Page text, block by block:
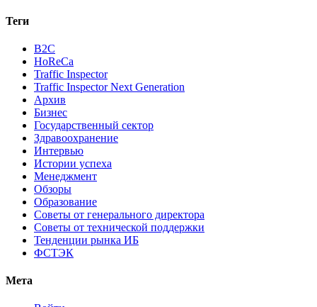
Теги
B2C
HoReCa
Traffic Inspector
Traffic Inspector Next Generation
Архив
Бизнес
Государственный сектор
Здравоохранение
Интервью
Истории успеха
Менеджмент
Обзоры
Образование
Советы от генерального директора
Советы от технической поддержки
Тенденции рынка ИБ
ФСТЭК
Мета